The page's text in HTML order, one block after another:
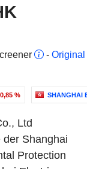
- Original
% SHANGHAI
Ltd
Shanghai
Protection